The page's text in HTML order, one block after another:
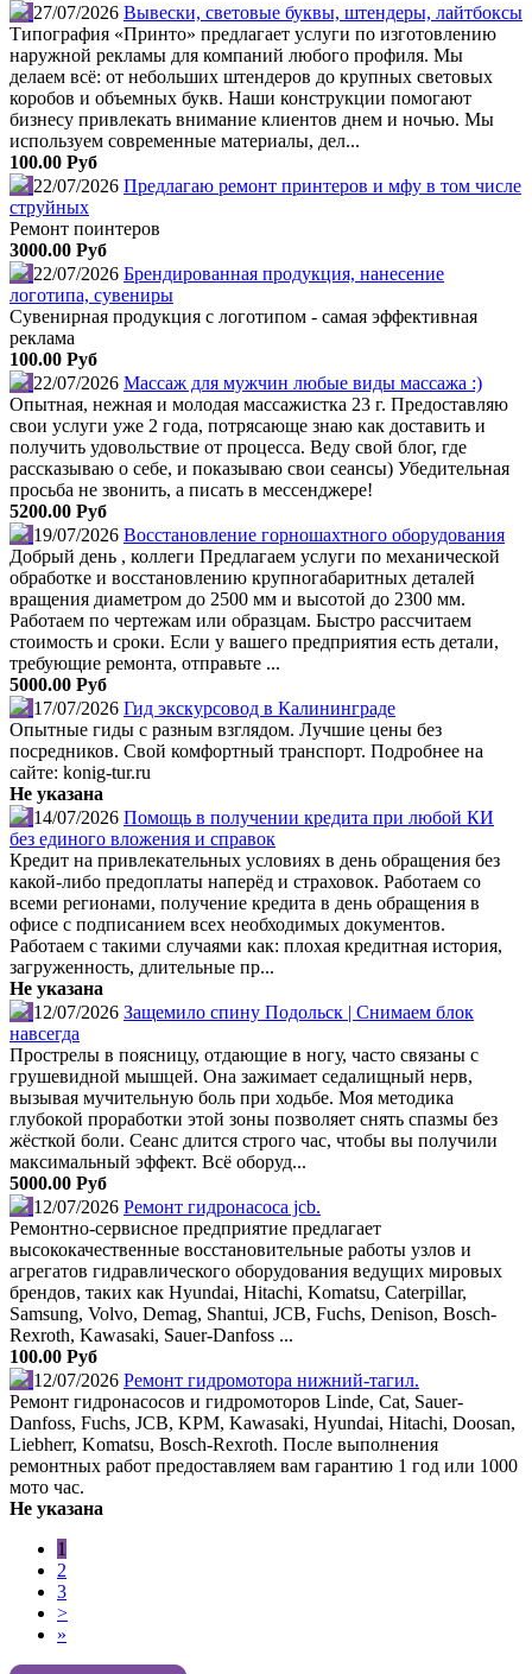
27/07/2026 Вывески, световые буквы, штендеры, лайтбоксы
Типография «Принто» предлагает услуги по изготовлению
наружной рекламы для компаний любого профиля. Мы
делаем всё: от небольших штендеров до крупных световых
коробов и объемных букв. Наши конструкции помогают
бизнесу привлекать внимание клиентов днем и ночью. Мы
используем современные материалы, дел...
100.00 Руб
22/07/2026 Предлагаю ремонт принтеров и мфу в том числе
струйных
Ремонт поинтеров
3000.00 Руб
22/07/2026 Брендированная продукция, нанесение
логотипа, сувениры
Сувенирная продукция с логотипом - самая эффективная
реклама
100.00 Руб
22/07/2026 Массаж для мужчин любые виды массажа :)
Опытная, нежная и молодая массажистка 23 г. Предоставляю
свои услуги уже 2 года, потрясающе знаю как доставить и
получить удовольствие от процесса. Веду свой блог, где
рассказываю о себе, и показываю свои сеансы) Убедительная
просьба не звонить, а писать в мессенджере!
5200.00 Руб
19/07/2026 Восстановление горношахтного оборудования
Добрый день , коллеги Предлагаем услуги по механической
обработке и восстановлению крупногабаритных деталей
вращения диаметром до 2500 мм и высотой до 2300 мм.
Работаем по чертежам или образцам. Быстро рассчитаем
стоимость и сроки. Если у вашего предприятия есть детали,
требующие ремонта, отправьте ...
5000.00 Руб
17/07/2026 Гид экскурсовод в Калининграде
Опытные гиды с разным взглядом. Лучшие цены без
посредников. Свой комфортный транспорт. Подробнее на
сайте: konig-tur.ru
Не указана
14/07/2026 Помощь в получении кредита при любой КИ
без единого вложения и справок
Кредит на привлекательных условиях в день обращения без
какой-либо предоплаты наперёд и страховок. Работаем со
всеми регионами, получение кредита в день обращения в
офисе с подписанием всех необходимых документов.
Работаем с такими случаями как: плохая кредитная история,
загруженность, длительные пр...
Не указана
12/07/2026 Защемило спину Подольск | Снимаем блок
навсегда
Прострелы в поясницу, отдающие в ногу, часто связаны с
грушевидной мышцей. Она зажимает седалищный нерв,
вызывая мучительную боль при ходьбе. Моя методика
глубокой проработки этой зоны позволяет снять спазмы без
жёсткой боли. Сеанс длится строго час, чтобы вы получили
максимальный эффект. Всё оборуд...
5000.00 Руб
12/07/2026 Ремонт гидронасоса jcb.
Ремонтно-сервисное предприятие предлагает
высококачественные восстановительные работы узлов и
агрегатов гидравлического оборудования ведущих мировых
брендов, таких как Hyundai, Hitachi, Komatsu, Caterpillar,
Samsung, Volvo, Demag, Shantui, JCB, Fuchs, Denison, Bosch-
Rexroth, Kawasaki, Sauer-Danfoss ...
100.00 Руб
12/07/2026 Ремонт гидромотора нижний-тагил.
Ремонт гидронасосов и гидромоторов Linde, Cat, Sauer-
Danfoss, Fuchs, JCB, KPM, Kawasaki, Hyundai, Hitachi, Doosan,
Liebherr, Komatsu, Bosch-Rexroth. После выполнения
ремонтных работ предоставляем вам гарантию 1 год или 1000
мото час.
Не указана
1
2
3
>
»